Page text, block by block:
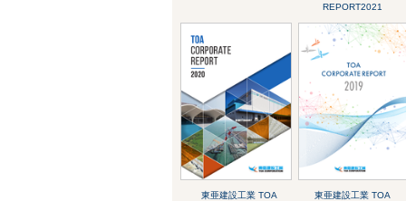
REPORT2021
東亜建設工業 TOA
東亜建設工業 TOA